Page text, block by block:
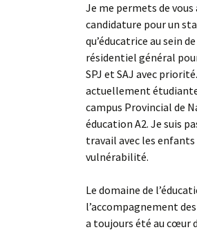
Je me permets de vous
candidature pour un
qu’éducatrice au sein
résidentiel général
SPJ et SAJ avec
actuellement
campus Provincial de
éducation A2. Je suis
travail avec les
vulnérabilité.
Le domaine de
l’accompagnement
a toujours été au cœur